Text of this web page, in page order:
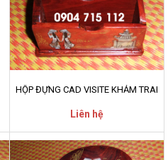
HỘP ĐỰNG CAD VISITE KHẢM TRAI
Liên hệ